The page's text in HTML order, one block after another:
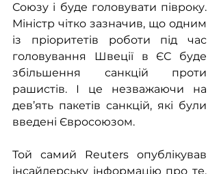
Союзу і буде головувати півроку.
Міністр чітко зазначив, що одним
із пріоритетів роботи під час
головування Швеції в ЄС буде
збільшення санкцій проти
рашистів. І це незважаючи на
дев’ять пакетів санкцій, які були
введені Євросоюзом.
Той самий Reuters опублікував
інсайдерську інформацію про те,